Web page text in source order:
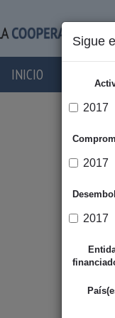
INICIO
Sigue
2017
2017
2017